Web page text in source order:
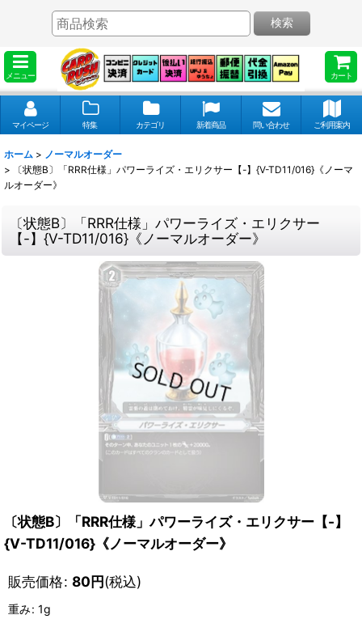
メニュー カート
検索
マイページ 特集 カテゴリ 新着商品 問い合わせ ご利用案内
ホーム > ノーマルオーダー
>
〔状態B〕「RRR仕様」パワーライズ・エリクサー【-】{V-TD11/016}《ノーマ
ルオーダー》
〔状態B〕「RRR仕様」パワーライズ・エリクサー
【-】{V-TD11/016}《ノーマルオーダー》
〔状態B〕「RRR仕様」パワーライズ・エリクサー【-】
{V-TD11/016}《ノーマルオーダー》
販売価格: 80円(税込)
重み: 1g